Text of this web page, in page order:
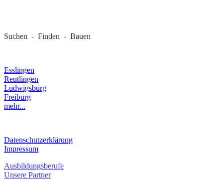
Suchen - Finden - Bauen
Esslingen
Reutlingen
Ludwigsburg
Freiburg
mehr...
Datenschutzerklärung
Impressum
Ausbildungsberufe
Unsere Partner